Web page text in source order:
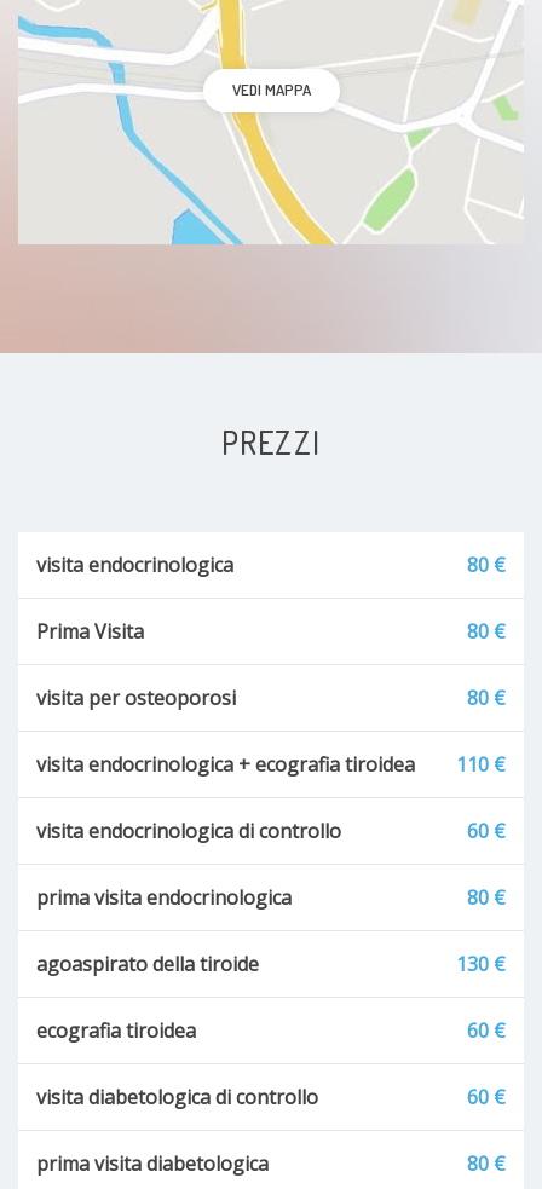
VEDI MAPPA
PREZZI
visita endocrinologica 80 €
Prima Visita 80 €
visita per osteoporosi 80 €
visita endocrinologica + ecografia tiroidea 110 €
visita endocrinologica di controllo 60 €
prima visita endocrinologica 80 €
agoaspirato della tiroide 130 €
ecografia tiroidea 60 €
visita diabetologica di controllo 60 €
prima visita diabetologica 80 €